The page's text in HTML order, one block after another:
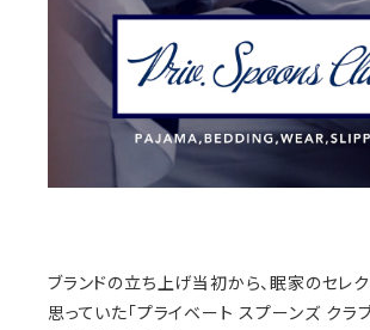
ブランドの立ち上げ当初から、眠家のセレ
思っていた「プライベート スプーンズ クラ